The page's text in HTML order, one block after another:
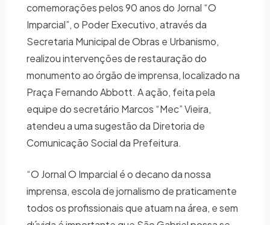
comemorações pelos 90 anos do Jornal “O
Imparcial”, o Poder Executivo, através da
Secretaria Municipal de Obras e Urbanismo,
realizou intervenções de restauração do
monumento ao órgão de imprensa, localizado na
Praça Fernando Abbott. A ação, feita pela
equipe do secretário Marcos “Mec” Vieira,
atendeu a uma sugestão da Diretoria de
Comunicação Social da Prefeitura.
“O Jornal O Imparcial é o decano da nossa
imprensa, escola de jornalismo de praticamente
todos os profissionais que atuam na área, e sem